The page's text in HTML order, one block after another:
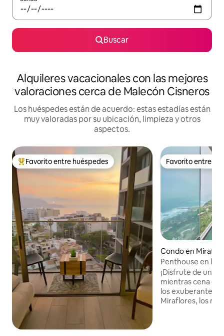
Buscar
Alquileres vacacionales con las mejores
valoraciones cerca de Malecón Cisneros
Los huéspedes están de acuerdo: estas estadías están
muy valoradas por su ubicación, limpieza y otros
aspectos.
Favorito entre huéspedes preferido
Favorito entre huéspedes Favorito entre
Favorito entre
Condo en
Penthouse en la
Vistas completas
¡Disfrute de una
mientras cena en
los exuberantes
Miraflores, los mejores